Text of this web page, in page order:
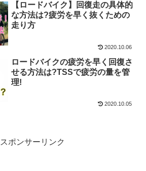
【ロードバイク】回復走の具体的
な方法は?疲労を早く抜くための
走り方
2020.10.06
ロードバイクの疲労を早く回復さ
せる方法は?TSSで疲労の量を管
理!
2020.10.05
スポンサーリンク